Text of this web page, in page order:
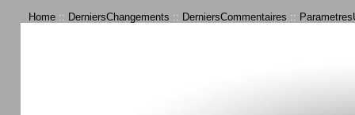
Home :: DerniersChangements :: DerniersCommentaires ::